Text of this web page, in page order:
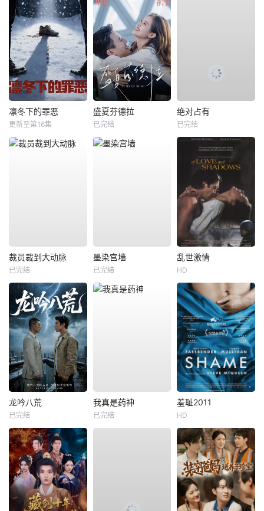
凛冬下的罪恶
更新至第16集
盛夏芬德拉
已完结
绝对占有
已完结
裁员裁到大动脉
已完结
墨染宫墙
已完结
乱世激情
HD
龙吟八荒
已完结
我真是药神
已完结
羞耻2011
HD